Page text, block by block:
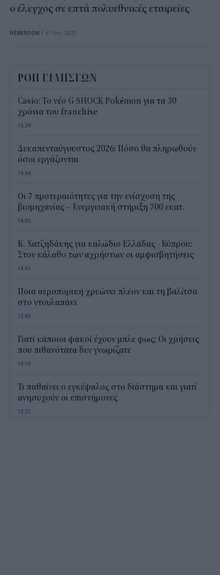
ο έλεγχος σε επτά πολυεθνικές εταιρείες
NEWSROOM / 31 Οκτ 2023
ΡΟΗ ΕΙΔΗΣΕΩΝ
Casio: Το νέο G-SHOCK Pokémon για τα 30
χρόνια του franchise
15:24
Δεκαπενταύγουστος 2026: Πόσο θα πληρωθούν
όσοι εργάζονται
14:54
Οι 7 προτεραιότητες για την ενίσχυση της
βιομηχανίας – Ενεργειακή στήριξη 700 εκατ.
14:32
Κ. Χατζηδάκης για καλώδιο Ελλάδας - Κύπρου:
Στον κάλαθο των αχρήστων οι αμφισβητήσεις
14:01
Ποια αεροπορική χρεώνει πλέον και τη βαλίτσα
στο ντουλαπάκι
13:45
Γιατί κάποιοι φακοί έχουν μπλε φως; Οι χρήσεις
που πιθανότατα δεν γνωρίζατε
13:10
Τι παθαίνει ο εγκέφαλος στο διάστημα και γιατί
ανησυχούν οι επιστήμονες
12:25